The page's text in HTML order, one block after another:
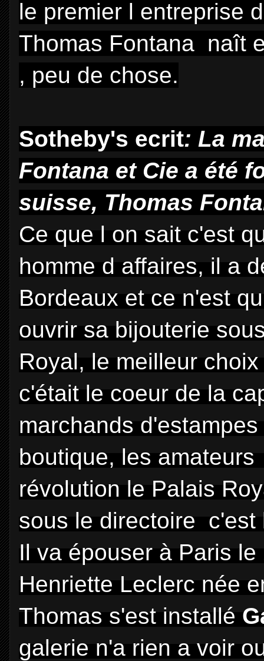
le premier l entreprise
Thomas Fontana naît
, peu de chose.
Sotheby's ecrit: La
Fontana et Cie a été
suisse, Thomas
Ce que l on sait c'est
homme d affaires, il a
Bordeaux et ce n'est
ouvrir sa bijouterie
Royal, le meilleur
c'était le coeur de la
marchands
boutique, les
révolution le Palais
sous le directoire c'est
Il va épouser à Paris
Henriette Leclerc née
Thomas s'est installé
galerie n'a rien a voir